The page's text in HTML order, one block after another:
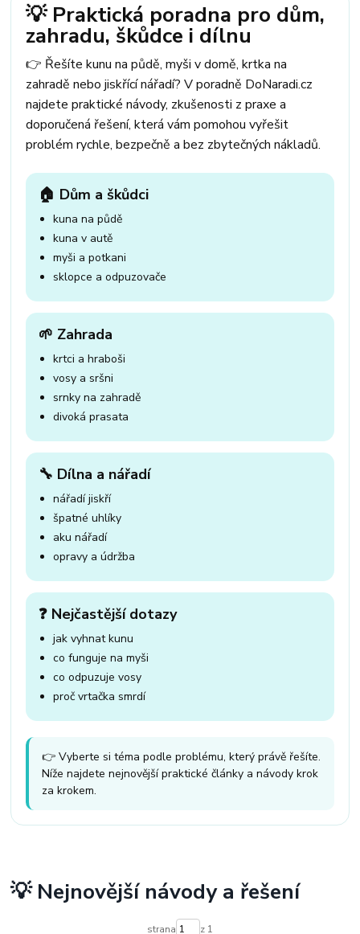
mravenci a mšice
uhlíky do nářadí
uhlíky do nařadí
uhlíky do vysavače
uhlíky do pračky uhlíky do
uhlíky parkside
uhlíky ferm uhlíky makita
uhlíkové kartáče
kde sehnat uhlíky
kde koupit uhlíky
💡 Praktická poradna pro dům,
zahradu, škůdce i dílnu
👉 Řešíte kunu na půdě, myši v domě, krtka na
zahradě nebo jiskřící nářadí? V poradně DoNaradi.cz
najdete praktické návody, zkušenosti z praxe a
doporučená řešení, která vám pomohou vyřešit
problém rychle, bezpečně a bez zbytečných nákladů.
🏠 Dům a škůdci
kuna na půdě
kuna v autě
myši a potkani
sklopce a odpuzovače
🌱 Zahrada
krtci a hraboši
vosy a sršni
srnky na zahradě
divoká prasata
🔧 Dílna a nářadí
nářadí jiskří
špatné uhlíky
aku nářadí
opravy a údržba
❓ Nejčastější dotazy
jak vyhnat kunu
co funguje na myši
co odpuzuje vosy
proč vrtačka smrdí
👉 Vyberte si téma podle problému, který právě řešíte.
Níže najdete nejnovější praktické články a návody krok
za krokem.
💡 Nejnovější návody a řešení
strana z 1